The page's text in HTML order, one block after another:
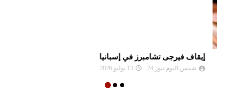
إيقاف فيرجى تشامبرز في إسبانيا
شمس اليوم نيوز 24 13 يوليو 2026